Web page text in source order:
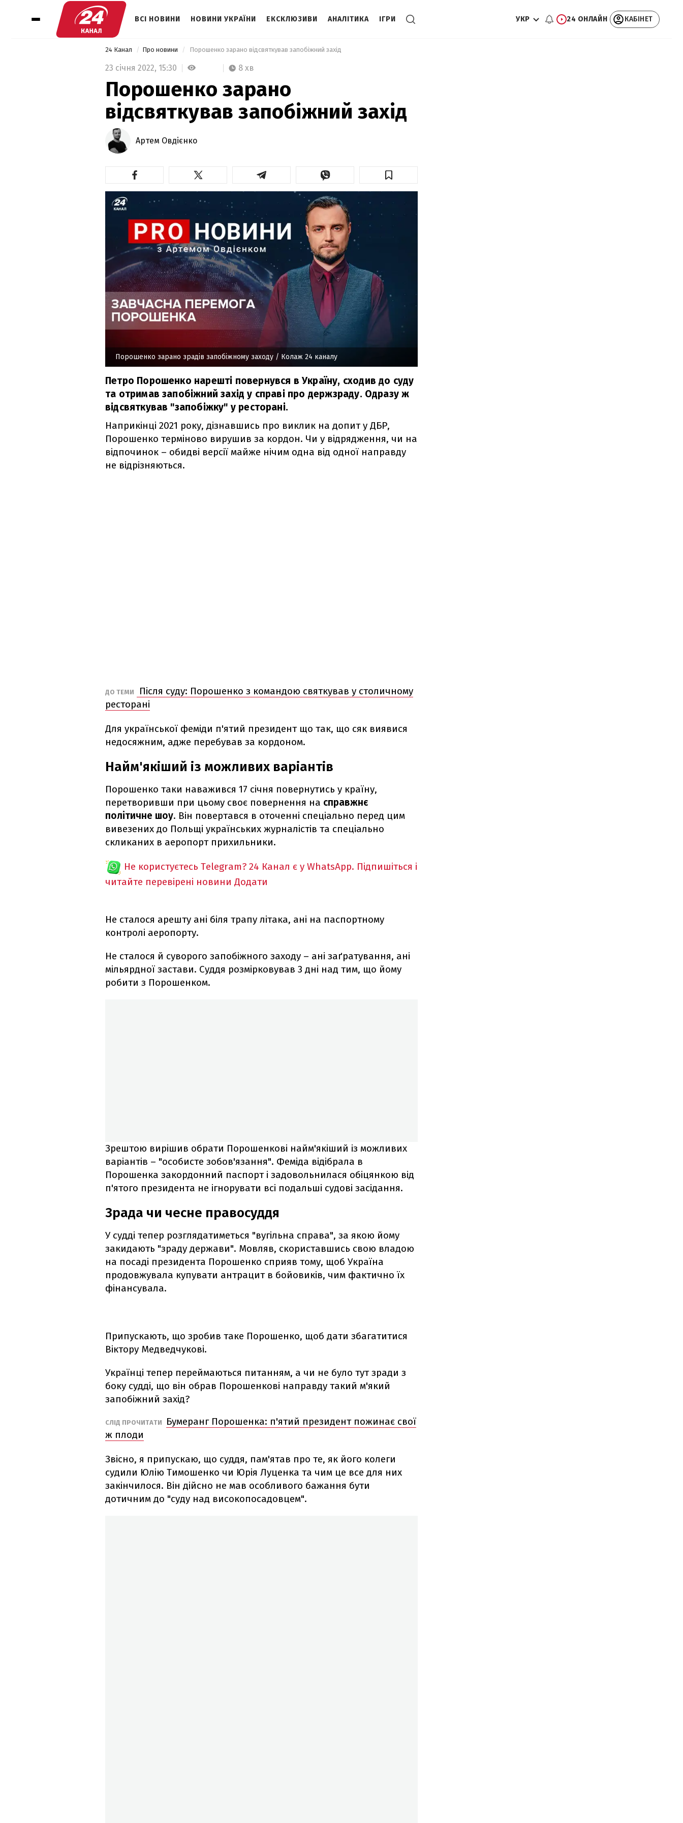
ВСІ НОВИНИ НОВИНИ УКРАЇНИ ЕКСКЛЮЗИВИ АНАЛІТИКА ІГРИ УКР 24 ОНЛАЙН КАБІНЕТ
24 Канал Про новини Порошенко зарано відсвяткував запобіжний захід
23 січня 2022, 15:30 8 хв
Порошенко зарано
відсвяткував запобіжний захід
Артем Овдієнко
Порошенко зарано зрадів запобіжному заходу / Колаж 24 каналу
Петро Порошенко нарешті повернувся в Україну, сходив до суду
та отримав запобіжний захід у справі про держзраду. Одразу ж
відсвяткував "запобіжку" у ресторані.
Наприкінці 2021 року, дізнавшись про виклик на допит у ДБР,
Порошенко терміново вирушив за кордон. Чи у відрядження, чи на
відпочинок – обидві версії майже нічим одна від одної направду
не відрізняються.
ДО ТЕМИ
Після суду: Порошенко з командою святкував у столичному
ресторані
Для української феміди п'ятий президент що так, що сяк виявися
недосяжним, адже перебував за кордоном.
Найм'якіший із можливих варіантів
Порошенко таки наважився 17 січня повернутись у країну,
перетворивши при цьому своє повернення на справжнє
політичне шоу. Він повертався в оточенні спеціально перед цим
вивезених до Польщі українських журналістів та спеціально
скликаних в аеропорт прихильники.
Не користуєтесь Telegram? 24 Канал є у WhatsApp. Підпишіться і
читайте перевірені новини Додати
Не сталося арешту ані біля трапу літака, ані на паспортному
контролі аеропорту.
Не сталося й суворого запобіжного заходу – ані заґратування, ані
мільярдної застави. Суддя розмірковував 3 дні над тим, що йому
робити з Порошенком.
Зрештою вирішив обрати Порошенкові найм'якіший із можливих
варіантів – "особисте зобов'язання". Феміда відібрала в
Порошенка закордонний паспорт і задовольнилася обіцянкою від
п'ятого президента не ігнорувати всі подальші судові засідання.
Зрада чи чесне правосуддя
У судді тепер розглядатиметься "вугільна справа", за якою йому
закидають "зраду держави". Мовляв, скориставшись свою владою
на посаді президента Порошенко сприяв тому, щоб Україна
продовжувала купувати антрацит в бойовиків, чим фактично їх
фінансувала.
Припускають, що зробив таке Порошенко, щоб дати збагатитися
Віктору Медведчукові.
Українці тепер переймаються питанням, а чи не було тут зради з
боку судді, що він обрав Порошенкові направду такий м'який
запобіжний захід?
СЛІД ПРОЧИТАТИ
Бумеранг Порошенка: п'ятий президент пожинає свої
ж плоди
Звісно, я припускаю, що суддя, пам'ятав про те, як його колеги
судили Юлію Тимошенко чи Юрія Луценка та чим це все для них
закінчилося. Він дійсно не мав особливого бажання бути
дотичним до "суду над високопосадовцем".